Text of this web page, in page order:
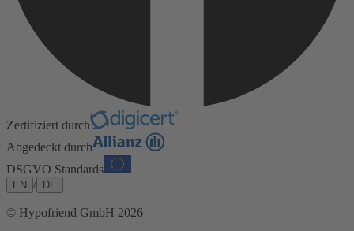
Zertifiziert durch
Abgedeckt durch
DSGVO Standards
EN / DE
© Hypofriend GmbH 2026